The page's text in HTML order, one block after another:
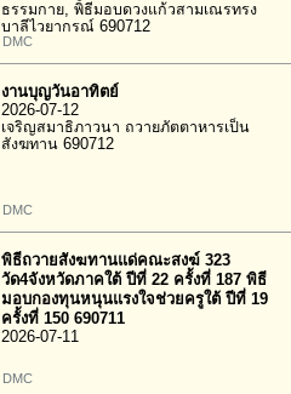
ธรรมกาย, พิธีมอบดวงแก้วสามเณรทรง
บาลีไวยากรณ์ 690712
DMC
งานบุญวันอาทิตย์
2026-07-12
เจริญสมาธิภาวนา ถวายภัตตาหารเป็น
สังฆทาน 690712
DMC
พิธีถวายสังฆทานแด่คณะสงฆ์ 323
วัด4จังหวัดภาคใต้ ปีที่ 22 ครั้งที่ 187 พิธี
มอบกองทุนหนุนแรงใจช่วยครูใต้ ปีที่ 19
ครั้งที่ 150 690711
2026-07-11
DMC